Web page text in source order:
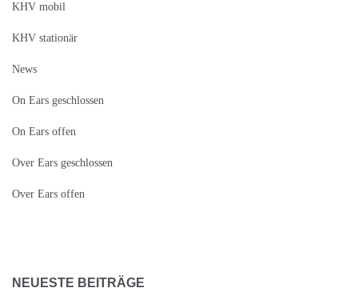
KHV mobil
KHV stationär
News
On Ears geschlossen
On Ears offen
Over Ears geschlossen
Over Ears offen
NEUESTE BEITRÄGE